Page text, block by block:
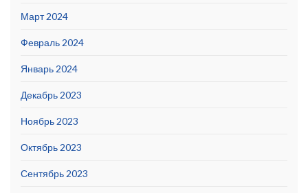
Март 2024
Февраль 2024
Январь 2024
Декабрь 2023
Ноябрь 2023
Октябрь 2023
Сентябрь 2023